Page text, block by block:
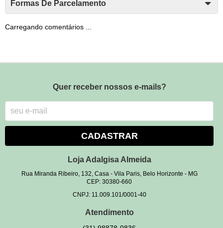
Formas De Parcelamento
Carregando comentários ...
Quer receber nossos e-mails?
CADASTRAR
Loja Adalgisa Almeida
Rua Miranda Ribeiro, 132, Casa- Vila Paris, Belo Horizonte - MG
CEP: 30380-660
CNPJ: 11.009.101/0001-40
Atendimento